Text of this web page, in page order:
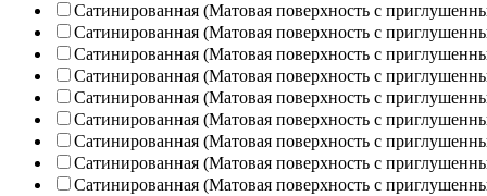
Сатинированная (Матовая поверхность с
Сатинированная (Матовая поверхность с
Сатинированная (Матовая поверхность с
Сатинированная (Матовая поверхность с
Сатинированная (Матовая поверхность с
Сатинированная (Матовая поверхность с
Сатинированная (Матовая поверхность с
Сатинированная (Матовая поверхность с
Сатинированная (Матовая поверхность с